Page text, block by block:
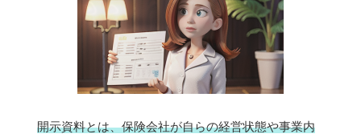
開示資料とは、保険会社が自らの経営状態や事業内